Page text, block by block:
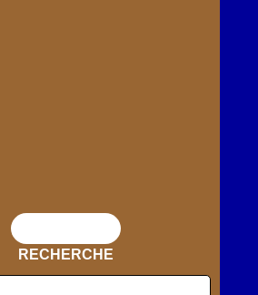
RECHERCHE